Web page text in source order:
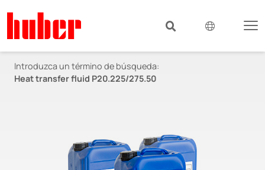
Introduzca un término de búsqueda:
Heat transfer fluid P20.225/275.50